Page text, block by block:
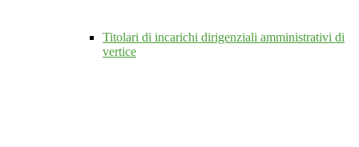
Titolari di incarichi dirigenziali amministrativi di
vertice